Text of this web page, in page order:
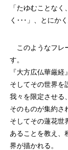
「たゆむことな
く･･･」、とにか
このようなフレ
す。
『 大方広仏華厳経
そしてその世界を
我々を限定させる
そのものが集約さ
そしてその蓮花世
あることを教え、
界が描かれる。